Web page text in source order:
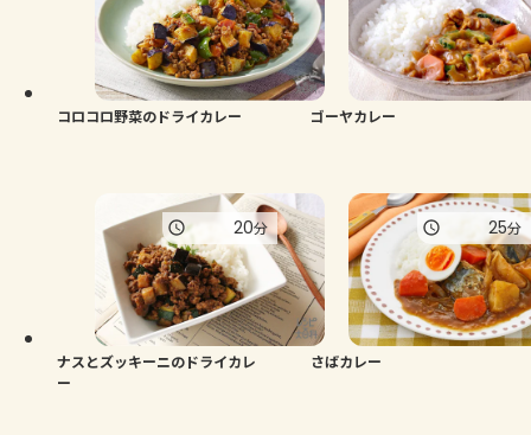
コロコロ野菜のドライカレー ゴーヤカレー
ナスとズッキーニのドライカレ
ー
20分
さばカレー
25分